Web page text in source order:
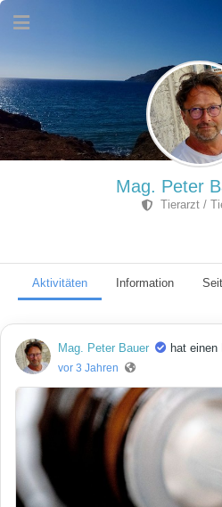
Mag. Peter
Tierarzt /
Aktivitäten Information
Mag. Peter Bauer hat einen
vor 3 Jahren